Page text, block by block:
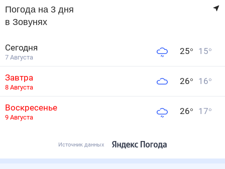
Погода на 3 дня
в Зовунях
Сегодня
7 Августа
25° 15°
Завтра
8 Августа
26° 16°
Воскресенье
9 Августа
26° 17°
Источник данных